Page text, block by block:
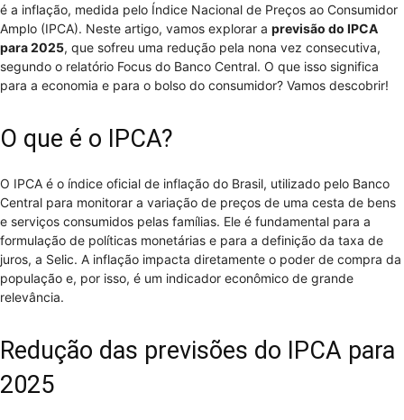
é a inflação, medida pelo Índice Nacional de Preços ao Consumidor
Amplo (IPCA). Neste artigo, vamos explorar a previsão do IPCA
para 2025, que sofreu uma redução pela nona vez consecutiva,
segundo o relatório Focus do Banco Central. O que isso significa
para a economia e para o bolso do consumidor? Vamos descobrir!
O que é o IPCA?
O IPCA é o índice oficial de inflação do Brasil, utilizado pelo Banco
Central para monitorar a variação de preços de uma cesta de bens
e serviços consumidos pelas famílias. Ele é fundamental para a
formulação de políticas monetárias e para a definição da taxa de
juros, a Selic. A inflação impacta diretamente o poder de compra da
população e, por isso, é um indicador econômico de grande
relevância.
Redução das previsões do IPCA para
2025